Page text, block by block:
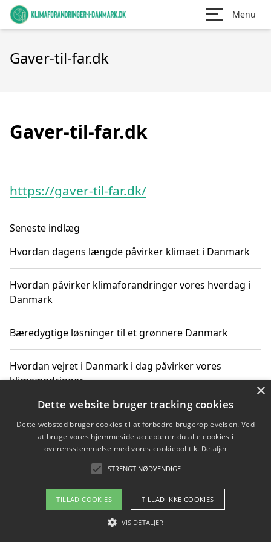
Menu
Gaver-til-far.dk
Gaver-til-far.dk
https://gaver-til-far.dk/
Seneste indlæg
Hvordan dagens længde påvirker klimaet i Danmark
Hvordan påvirker klimaforandringer vores hverdag i
Danmark
Bæredygtige løsninger til et grønnere Danmark
Hvordan vejret i Danmark i dag påvirker vores
klimaændringer
Hvordan klimaændringer påvirker danske unges
gaveønsker
Om / kontakt
Blog Betingelser
×
Dette website bruger tracking cookies
Dette websted bruger cookies til at forbedre brugeroplevelsen. Ved
at bruge vores hjemmeside accepterer du alle cookies i
overensstemmelse med vores cookiepolitik. Detaljer
STRENGT NØDVENDIGE
TILLAD COOKIES TILLAD IKKE COOKIES
VIS DETALJER